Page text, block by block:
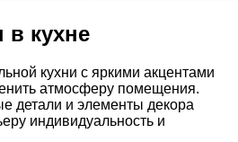
в кухне
кухни с яркими акцентами
атмосферу помещения.
детали и элементы декора
индивидуальность и